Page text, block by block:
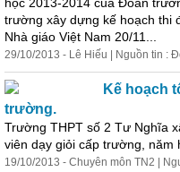
trường xây dựng kế hoạch thi
Nhà giáo Việt Nam 20/11...
29/10/2013 - Lê Hiếu | Nguồn tin :
Kế hoạch
trường.
Trường THPT số 2 Tư Nghĩa
viên dạy giỏi cấp trường, năm
19/10/2013 - Chuyên môn TN2 |